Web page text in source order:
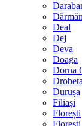
Deal
Dej
Deva
Doaga
Dorna
Durușa
Filiași
Florești
Florești